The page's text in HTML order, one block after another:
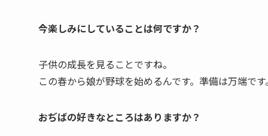
今楽しみにしていることは何ですか？
子供の成長を見ることですね。
この春から娘が野球を始めるんです。準備は万端です
おぢばの好きなところはありますか？